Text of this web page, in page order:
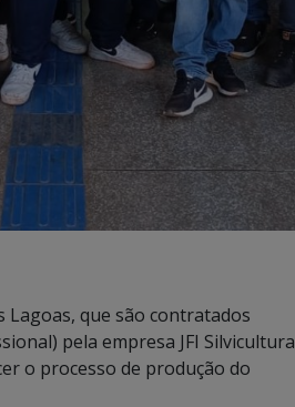
Lagoas, que são contratados
pela empresa JFI Silvicultura
o processo de produção do